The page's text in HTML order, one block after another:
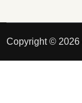
Copyright © 2026